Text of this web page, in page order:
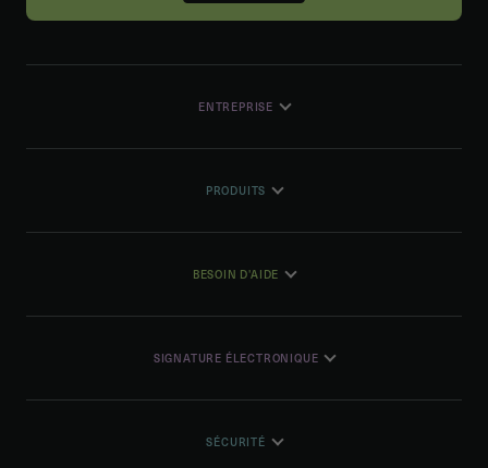
ENTREPRISE
PRODUITS
BESOIN D'AIDE
SIGNATURE ÉLECTRONIQUE
SÉCURITÉ